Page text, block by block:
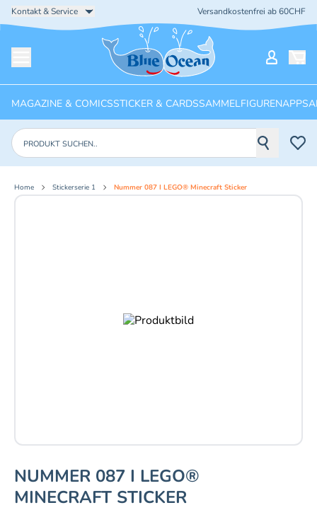
Kontakt & Service Versandkostenfrei ab 60CHF
Startseite
MAGAZINE & COMICSSTICKER & CARDSSAMMELFIGURENAPPS
Produkte suchen
Home Stickerserie 1 Nummer 087 I LEGO® Minecraft Sticker
NUMMER 087 I LEGO®
MINECRAFT STICKER